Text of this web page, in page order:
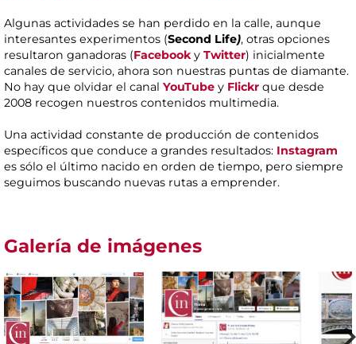
Algunas actividades se han perdido en la calle, aunque
interesantes experimentos (Second Life), otras opciones
resultaron ganadoras (Facebook y Twitter) inicialmente
canales de servicio, ahora son nuestras puntas de diamante.
No hay que olvidar el canal YouTube y Flickr que desde
2008 recogen nuestros contenidos multimedia.
Una actividad constante de producción de contenidos
específicos que conduce a grandes resultados: Instagram
es sólo el último nacido en orden de tiempo, pero siempre
seguimos buscando nuevas rutas a emprender.
Galería de imágenes